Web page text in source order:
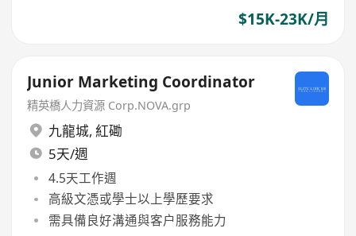
$15K-23K/月
Junior Marketing Coordinator
精英橋人力資源 Corp.NOVA.grp
九龍城, 紅磡
5天/週
4.5天工作週
高級文憑或學士以上學歷要求
需具備良好溝通與客户服務能力